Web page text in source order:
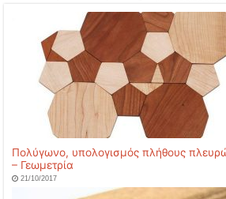
Πολύγωνο, υπολογισμός πλήθους
– Γεωμετρία
21/10/2017